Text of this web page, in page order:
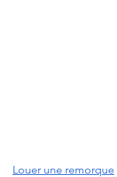
Louer une remorque